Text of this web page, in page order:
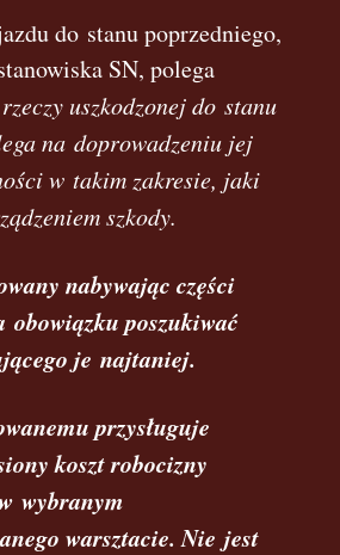
do stanu poprzedniego,
SN, polega
uszkodzonej do stanu
na doprowadzeniu jej
w takim zakresie, jaki
szkody.
nabywając części
obowiązku poszukiwać
je najtaniej.
przysługuje
koszt robocizny
wybranym
warsztacie. Nie jest